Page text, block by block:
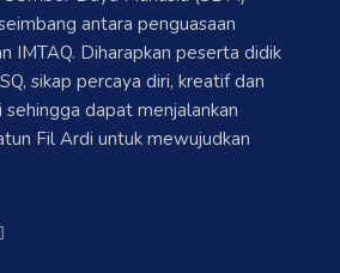
antara penguasaan
IMTAQ. Diharapkan peserta didik
sikap percaya diri, kreatif dan
dapat menjalankan
Fil Ardi untuk mewujudkan